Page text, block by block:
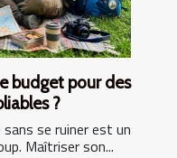
budget pour des
?
se ruiner est un
Maîtriser son...